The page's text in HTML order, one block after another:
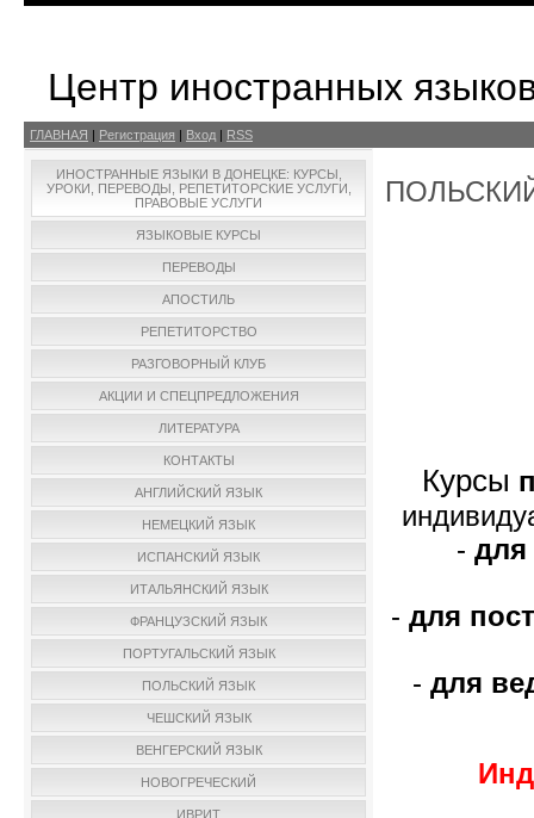
Центр иностранных
ГЛАВНАЯ | Регистрация | Вход | RSS
ИНОСТРАННЫЕ ЯЗЫКИ В ДОНЕЦКЕ: КУРСЫ,
УРОКИ, ПЕРЕВОДЫ, РЕПЕТИТОРСКИЕ УСЛУГИ,
ПРАВОВЫЕ УСЛУГИ
ЯЗЫКОВЫЕ КУРСЫ
ПЕРЕВОДЫ
АПОСТИЛЬ
РЕПЕТИТОРСТВО
РАЗГОВОРНЫЙ КЛУБ
АКЦИИ И СПЕЦПРЕДЛОЖЕНИЯ
ЛИТЕРАТУРА
КОНТАКТЫ
АНГЛИЙСКИЙ ЯЗЫК
НЕМЕЦКИЙ ЯЗЫК
ИСПАНСКИЙ ЯЗЫК
ИТАЛЬЯНСКИЙ ЯЗЫК
ФРАНЦУЗСКИЙ ЯЗЫК
ПОРТУГАЛЬСКИЙ ЯЗЫК
ПОЛЬСКИЙ ЯЗЫК
ЧЕШСКИЙ ЯЗЫК
ВЕНГЕРСКИЙ ЯЗЫК
НОВОГРЕЧЕСКИЙ
ИВРИТ
Курсы
- для
- для
- для